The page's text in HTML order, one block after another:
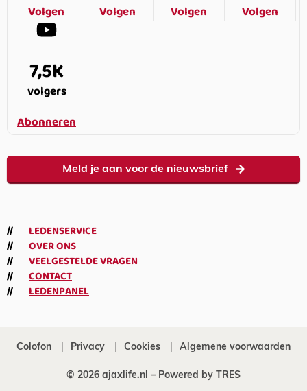
Volgen
Volgen
Volgen
Volgen
7,5K
volgers
Abonneren
Meld je aan voor de nieuwsbrief
LEDENSERVICE
OVER ONS
VEELGESTELDE VRAGEN
CONTACT
LEDENPANEL
Colofon Privacy Cookies Algemene voorwaarden
© 2026 ajaxlife.nl – Powered by TRES